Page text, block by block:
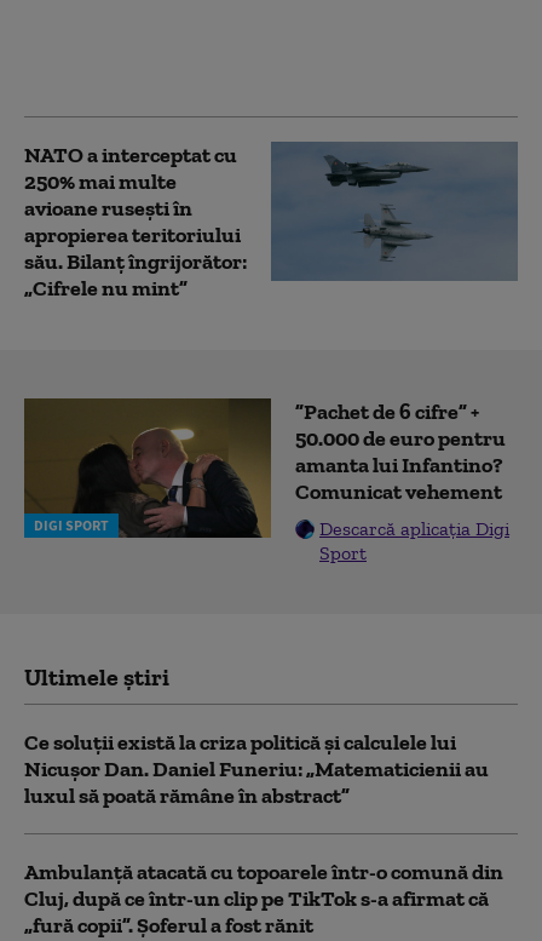
NATO a interceptat cu
250% mai multe
avioane rusești în
apropierea teritoriului
său. Bilanț îngrijorător:
„Cifrele nu mint”
DIGI SPORT
”Pachet de 6 cifre” +
50.000 de euro pentru
amanta lui Infantino?
Comunicat vehement
Descarcă aplicația Digi
Sport
Ultimele știri
Ce soluții există la criza politică și calculele lui
Nicușor Dan. Daniel Funeriu: „Matematicienii au
luxul să poată rămâne în abstract”
Ambulanţă atacată cu topoarele într-o comună din
Cluj, după ce într-un clip pe TikTok s-a afirmat că
„fură copii”. Șoferul a fost rănit